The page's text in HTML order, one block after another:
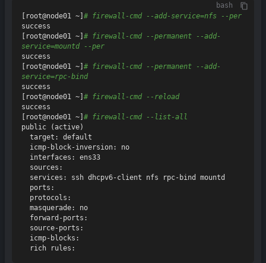
bash
[root@node01 ~] # firewall-cmd --add-service=nfs --per
success
[root@node01 ~] # firewall-cmd --permanent --add-
service=mountd --per
success
[root@node01 ~] # firewall-cmd --permanent --add-
service=rpc-bind
success
[root@node01 ~] # firewall-cmd --reload
success
[root@node01 ~] # firewall-cmd --list-all
public (active)